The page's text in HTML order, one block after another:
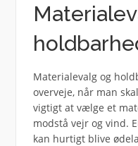
Materialevalg og
overveje, når man
vigtigt at vælge et
modstå vejr og vind.
kan hurtigt blive